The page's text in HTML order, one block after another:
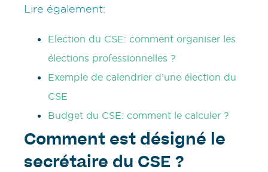
Lire également:
Election du CSE: comment organiser les
élections professionnelles ?
Exemple de calendrier d’une élection du
CSE
Budget du CSE: comment le calculer ?
Comment est désigné le
secrétaire du CSE ?